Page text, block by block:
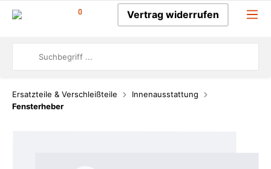
0 Vertrag widerrufen
Ersatzteile & Verschleißteile
Innenausstattung
Fensterheber